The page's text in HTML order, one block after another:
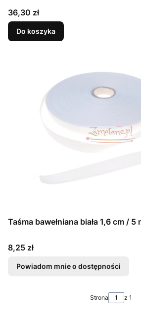
Cena
36,30 zł
Do koszyka
Taśma bawełniana biała 1,6 cm / 5
Cena
8,25 zł
Powiadom mnie o dostępności
Strona z 1